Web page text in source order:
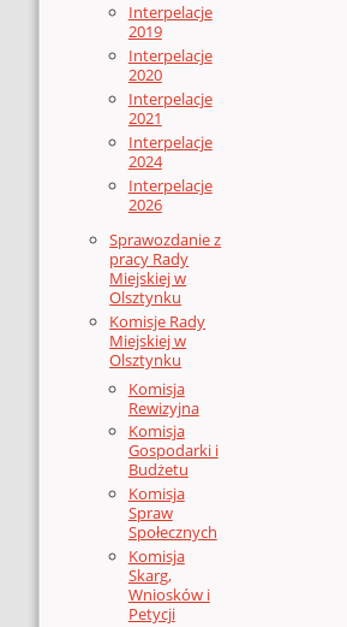
Interpelacje
2019
Interpelacje
2020
Interpelacje
2021
Interpelacje
2024
Interpelacje
2026
Sprawozdanie z
pracy Rady
Miejskiej w
Olsztynku
Komisje Rady
Miejskiej w
Olsztynku
Komisja
Rewizyjna
Komisja
Gospodarki i
Budżetu
Komisja
Spraw
Społecznych
Komisja
Skarg,
Wniosków i
Petycji